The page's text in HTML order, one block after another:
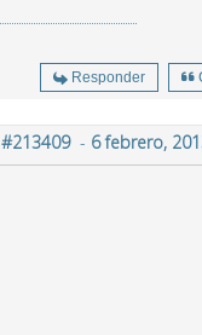
Responder
#213409- 6 febrero,